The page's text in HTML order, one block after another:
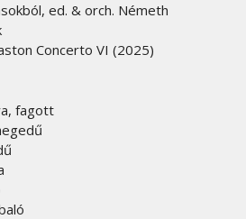
ed. & orch. Németh
Concerto VI (2025)
fagott